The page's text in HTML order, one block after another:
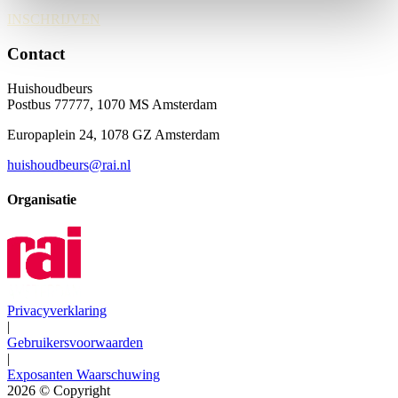
INSCHRIJVEN
Contact
Huishoudbeurs
Postbus 77777, 1070 MS Amsterdam
Europaplein 24, 1078 GZ Amsterdam
huishoudbeurs@rai.nl
Organisatie
Privacyverklaring
|
Gebruikersvoorwaarden
|
Exposanten Waarschuwing
2026 © Copyright